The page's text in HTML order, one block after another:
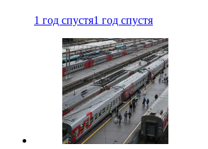
1 год спустя1 год спустя